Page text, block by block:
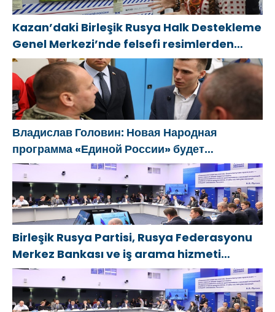
Kazan’daki Birleşik Rusya Halk Destekleme
Genel Merkezi’nde felsefi resimlerden
oluşan bir sergi açıldı
Владислав Головин: Новая Народная
программа «Единой России» будет
ориентирована на развитие
технологического суверенитета и ОПК
Birleşik Rusya Partisi, Rusya Federasyonu
Merkez Bankası ve iş arama hizmeti
SuperJob, Sovyet Askeri Bölgesi gazilerinin
istihdamı için Rusya’da ilk uzmanlaşmış
platformu oluşturacak